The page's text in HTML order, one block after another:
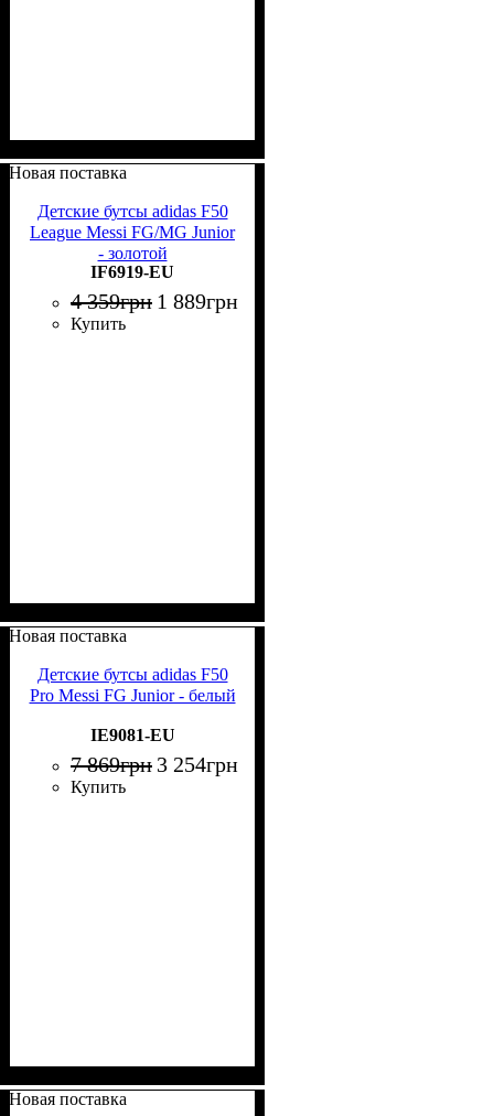
Новая поставка
Детские бутсы adidas F50
League Messi FG/MG Junior
- золотой
IF6919-EU
4 359грн 1 889грн
Купить
Новая поставка
Детские бутсы adidas F50
Pro Messi FG Junior - белый
IE9081-EU
7 869грн 3 254грн
Купить
Новая поставка